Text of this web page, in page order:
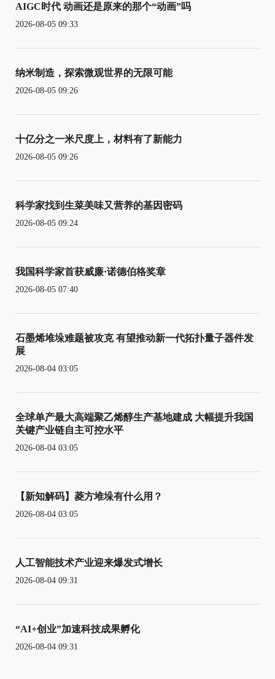
AIGC时代 动画还是原来的那个“动画”吗
2026-08-05 09:33
纳米制造，探索微观世界的无限可能
2026-08-05 09:26
十亿分之一米尺度上，材料有了新能力
2026-08-05 09:26
科学家找到生菜美味又营养的基因密码
2026-08-05 09:24
我国科学家首获威廉·诺德伯格奖章
2026-08-05 07:40
石墨烯堆垛难题被攻克 有望推动新一代拓扑量子器件发
展
2026-08-04 03:05
全球单产最大高端聚乙烯醇生产基地建成 大幅提升我国
关键产业链自主可控水平
2026-08-04 03:05
【新知解码】菱方堆垛有什么用？
2026-08-04 03:05
人工智能技术产业迎来爆发式增长
2026-08-04 09:31
“AI+创业”加速科技成果孵化
2026-08-04 09:31